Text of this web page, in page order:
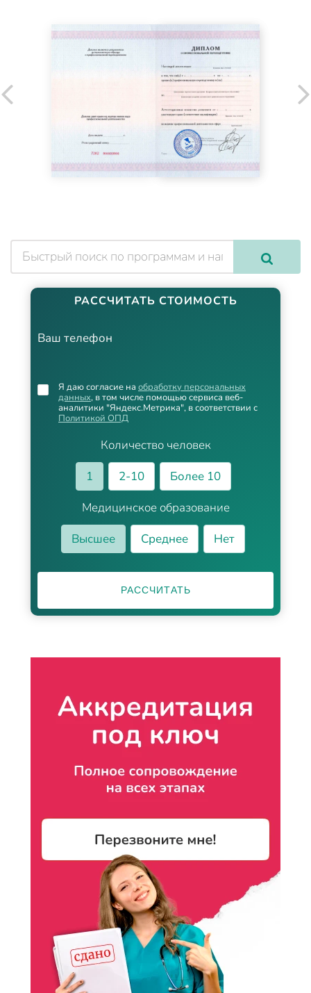
РАССЧИТАТЬ СТОИМОСТЬ
Ваш телефон
Количество человек
1
2-10
Более 10
Медицинское образование
Высшее
Среднее Нет
Я даю согласие на обработку персональных
данных, в том числе помощью сервиса веб-
аналитики "Яндекс.Метрика", в соответствии с
Политикой ОПД
РАССЧИТАТЬ